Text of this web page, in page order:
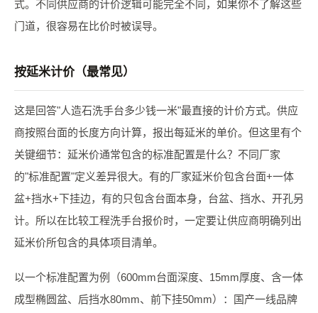
式。不同供应商的计价逻辑可能完全不同，如果你不了解这些
门道，很容易在比价时被误导。
按延米计价（最常见）
这是回答"人造石洗手台多少钱一米"最直接的计价方式。供应
商按照台面的长度方向计算，报出每延米的单价。但这里有个
关键细节：延米价通常包含的标准配置是什么？不同厂家
的"标准配置"定义差异很大。有的厂家延米价包含台面+一体
盆+挡水+下挂边，有的只包含台面本身，台盆、挡水、开孔另
计。所以在比较工程洗手台报价时，一定要让供应商明确列出
延米价所包含的具体项目清单。
以一个标准配置为例（600mm台面深度、15mm厚度、含一体
成型椭圆盆、后挡水80mm、前下挂50mm）：国产一线品牌